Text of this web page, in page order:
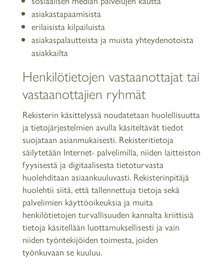
asiakastapaamisista
erilaisista kilpailuista
asiakaspalautteista ja muista yhteydenotoista
asiakkailta
Henkilötietojen vastaanottajat tai
vastaanottajien ryhmät
Rekisterin käsittelyssä noudatetaan huolellisuutta
ja tietojärjestelmien avulla käsiteltävät tiedot
suojataan asianmukaisesti. Rekisteritietoja
säilytetään Internet- palvelimilla, niiden laitteiston
fyysisestä ja digitaalisesta tietoturvasta
huolehditaan asiaankuuluvasti. Rekisterinpitäjä
huolehtii siitä, että tallennettuja tietoja sekä
palvelimien käyttöoikeuksia ja muita
henkilötietojen turvallisuuden kannalta kriittisiä
tietoja käsitellään luottamuksellisesti ja vain
niiden työntekijöiden toimesta, joiden
työnkuvaan se kuuluu.